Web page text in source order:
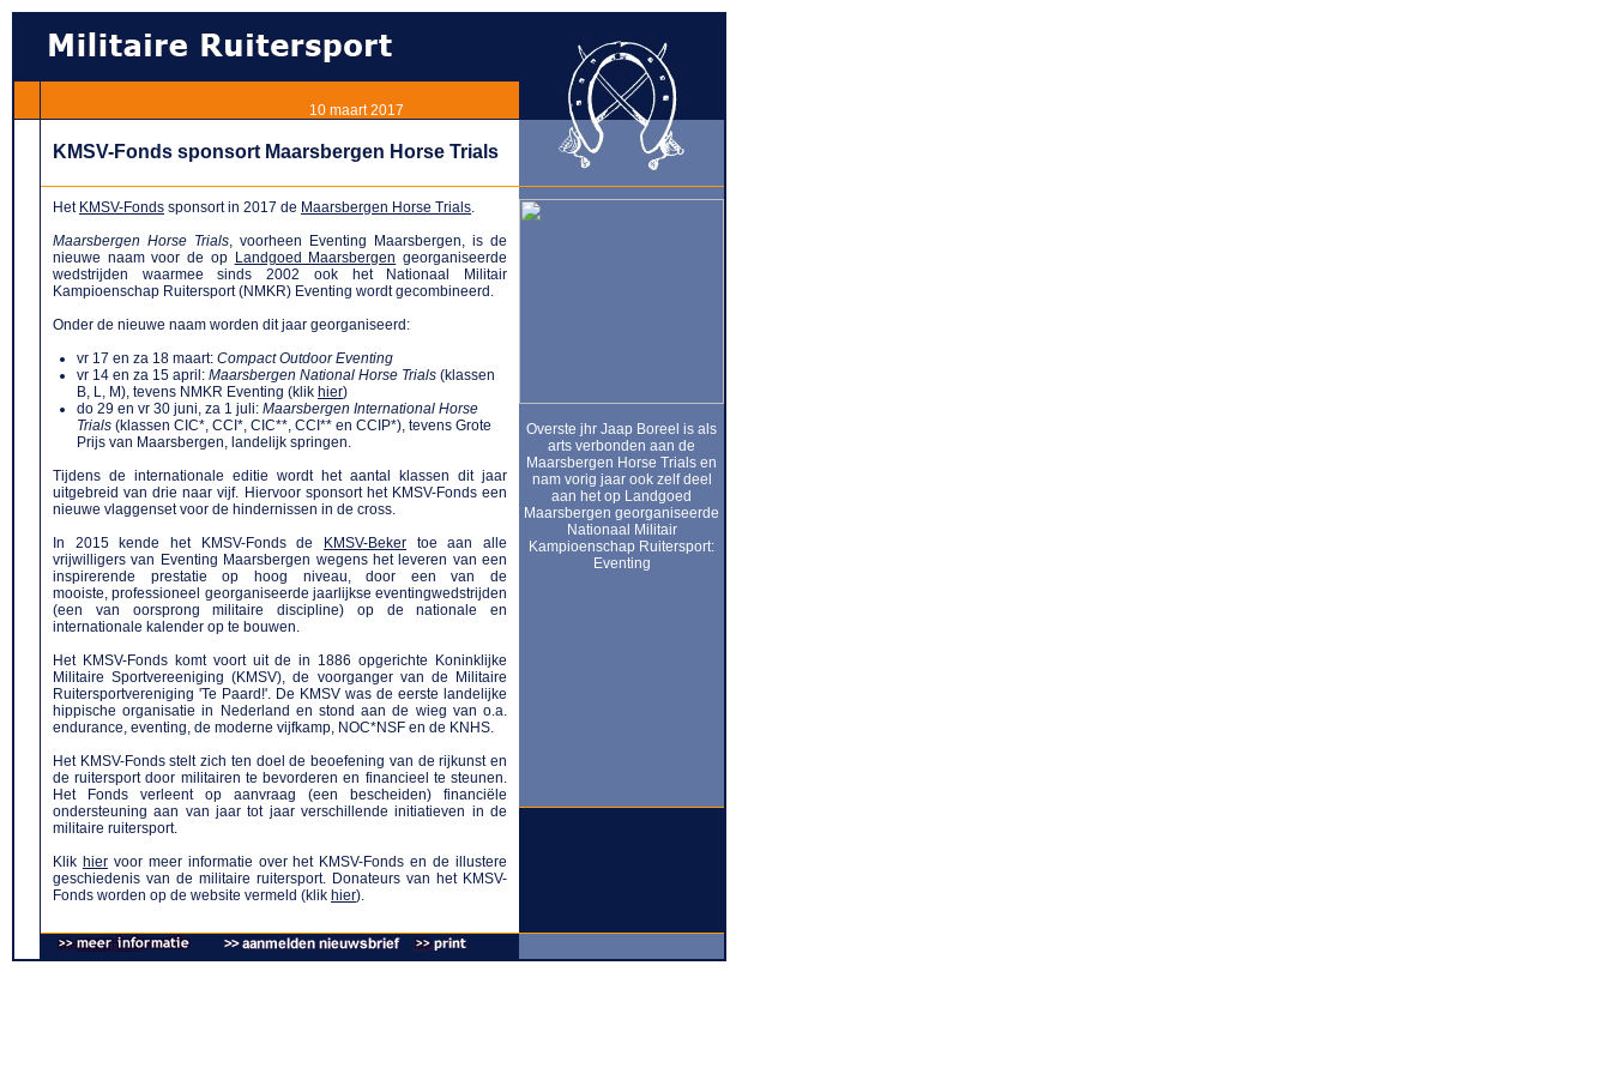
10 maart 2017
KMSV-Fonds sponsort Maarsbergen Horse Trials
Het KMSV-Fonds sponsort in 2017 de Maarsbergen Horse Trials.
Maarsbergen Horse Trials, voorheen Eventing Maarsbergen, is de
nieuwe naam voor de op Landgoed Maarsbergen georganiseerde
wedstrijden waarmee sinds 2002 ook het Nationaal Militair
Kampioenschap Ruitersport (NMKR) Eventing wordt gecombineerd.
Onder de nieuwe naam worden dit jaar georganiseerd:
vr 17 en za 18 maart: Compact Outdoor Eventing
vr 14 en za 15 april: Maarsbergen National Horse Trials (klassen
B, L, M), tevens NMKR Eventing (klik hier)
do 29 en vr 30 juni, za 1 juli: Maarsbergen International Horse
Trials (klassen CIC*, CCI*, CIC**, CCI** en CCIP*), tevens Grote
Prijs van Maarsbergen, landelijk springen.
Tijdens de internationale editie wordt het aantal klassen dit jaar
uitgebreid van drie naar vijf. Hiervoor sponsort het KMSV-Fonds een
nieuwe vlaggenset voor de hindernissen in de cross.
In 2015 kende het KMSV-Fonds de
KMSV-Beker toe aan alle
vrijwilligers van Eventing Maarsbergen wegens het leveren van een
inspirerende prestatie op hoog niveau, door een van de
mooiste, professioneel georganiseerde jaarlijkse eventingwedstrijden
(een van oorsprong militaire discipline) op de nationale en
internationale kalender op te bouwen.
Het KMSV-Fonds komt voort uit de in 1886 opgerichte Koninklijke
Militaire Sportvereeniging (KMSV), de voorganger van de Militaire
Ruitersportvereniging 'Te Paard!'. De KMSV was de eerste landelijke
hippische organisatie in Nederland en stond aan de wieg van o.a.
endurance, eventing, de moderne vijfkamp, NOC*NSF en de KNHS.
Het KMSV-Fonds stelt zich ten doel de beoefening van de rijkunst en
de ruitersport door militairen te bevorderen en financieel te steunen.
Het Fonds verleent op aanvraag (een bescheiden) financiële
ondersteuning aan van jaar tot jaar verschillende initiatieven in de
militaire ruitersport.
Klik hiervoor meer informatie over het KMSV-Fonds en de illustere
geschiedenis van de militaire ruitersport. Donateurs van het KMSV-
Fonds worden op de website vermeld (klik hier).
Overste jhr Jaap Boreel is als
arts verbonden aan de
Maarsbergen Horse Trials en
nam vorig jaar ook zelf deel
aan het op Landgoed
Maarsbergen georganiseerde
Nationaal Militair
Kampioenschap Ruitersport:
Eventing